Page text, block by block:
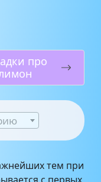
про
тем при